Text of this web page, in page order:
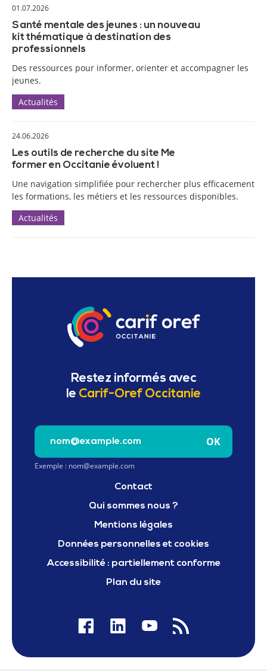
01.07.2026
Santé mentale des jeunes : un nouveau
kit thématique à destination des
professionnels
Des ressources pour informer, orienter et accompagner les
jeunes.
Actualités
24.06.2026
Les outils de recherche du site Me
former en Occitanie évoluent !
Une navigation simplifiée pour rechercher plus efficacement
les formations, les métiers et les ressources disponibles.
Actualités
Restez informés avec
le Carif-Oref Occitanie
Saisissez votre e-mail pour vous inscrire à la
Exemple : nom@example.com
OK
Contact
Qui sommes nous ?
Mentions légales
Données personnelles et cookies
Accessibilité : partiellement conforme
Plan du site